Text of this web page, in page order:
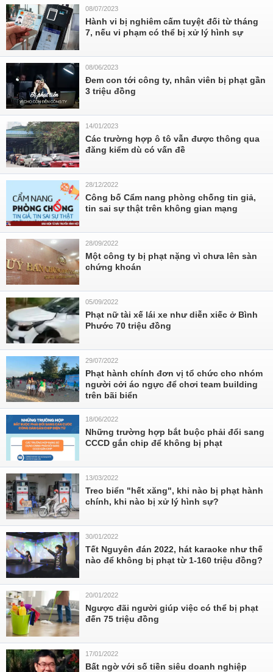
08/07/2023
Hành vi bị nghiêm cấm tuyệt đối từ tháng
7, nếu vi phạm có thể bị xử lý hình sự
08/06/2023
Đem con tới công ty, nhân viên bị phạt gần
3 triệu đồng
14/01/2023
Các trường hợp ô tô vẫn được thông qua
đăng kiểm dù có vấn đề
28/12/2022
Công bố Cẩm nang phòng chống tin giả,
tin sai sự thật trên không gian mạng
28/09/2022
Một công ty bị phạt nặng vì chưa lên sàn
chứng khoán
05/09/2022
Phạt nữ tài xế lái xe như diễn xiếc ở Bình
Phước 70 triệu đồng
29/07/2022
Phạt hành chính đơn vị tổ chức cho nhóm
người cởi áo ngực để chơi team building
trên bãi biển
18/06/2022
Những trường hợp bắt buộc phải đổi sang
CCCD gắn chip để không bị phạt
13/03/2022
Treo biển "hết xăng", khi nào bị phạt hành
chính, khi nào bị xử lý hình sự?
30/01/2022
Tết Nguyên đán 2022, hát karaoke như thế
nào để không bị phạt từ 1-160 triệu đồng?
20/01/2022
Ngược đãi người giúp việc có thể bị phạt
đến 75 triệu đồng
17/01/2022
Bất ngờ với số tiền siêu doanh nghiệp